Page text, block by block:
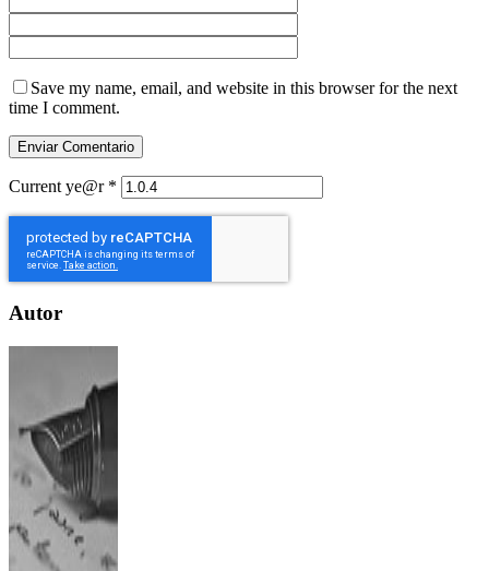
Save my name, email, and website in this browser for the next
time I comment.
Current ye@r *
Autor